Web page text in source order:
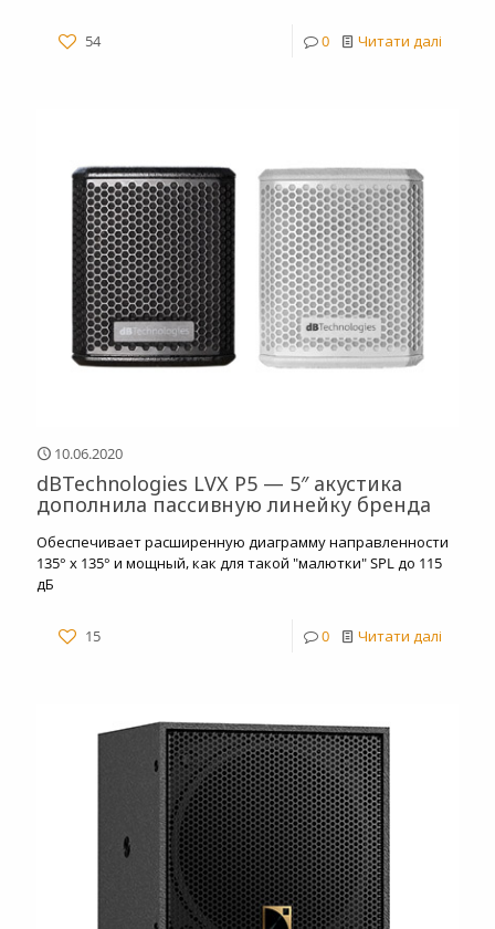
54 0 Читати далі
10.06.2020
dBTechnologies LVX P5 — 5″ акустика
дополнила пассивную линейку бренда
Обеспечивает расширенную диаграмму направленности
135° x 135° и мощный, как для такой "малютки" SPL до 115
дБ
15 0 Читати далі